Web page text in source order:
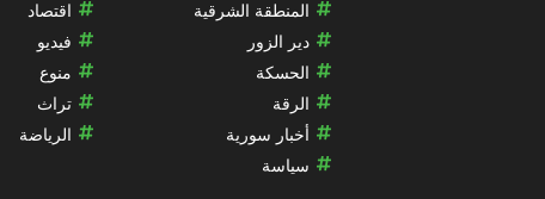
المنطقة الشرقية
دير الزور
الحسكة
الرقة
أخبار سورية
سياسة
اقتصاد
فيديو
منوع
تراث
الرياضة